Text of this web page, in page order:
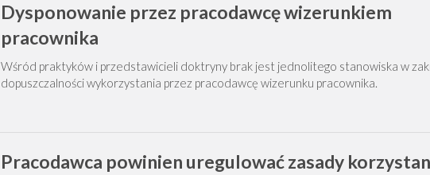
Dysponowanie przez pracodawcę wizerunkiem
pracownika
Wśród praktyków i przedstawicieli doktryny brak jest jednolitego stanowiska w
dopuszczalności wykorzystania przez pracodawcę wizerunku pracownika.
Pracodawca powinien uregulować zasady